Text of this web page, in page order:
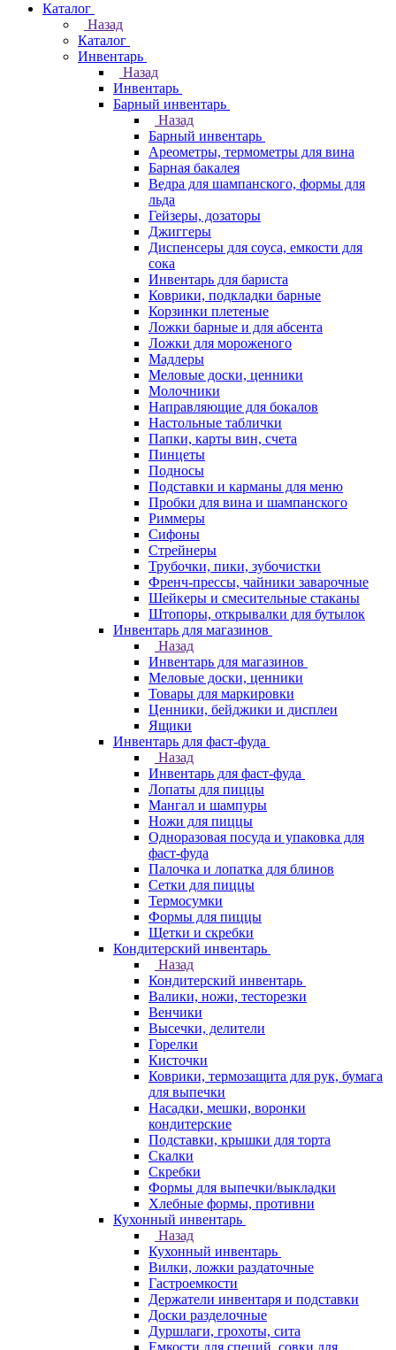
Каталог
Назад
Каталог
Инвентарь
Назад
Инвентарь
Барный инвентарь
Назад
Барный инвентарь
Ареометры, термометры для вина
Барная бакалея
Ведра для шампанского, формы для
льда
Гейзеры, дозаторы
Джиггеры
Диспенсеры для соуса, емкости для
сока
Инвентарь для бариста
Коврики, подкладки барные
Корзинки плетеные
Ложки барные и для абсента
Ложки для мороженого
Мадлеры
Меловые доски, ценники
Молочники
Направляющие для бокалов
Настольные таблички
Папки, карты вин, счета
Пинцеты
Подносы
Подставки и карманы для меню
Пробки для вина и шампанского
Риммеры
Сифоны
Стрейнеры
Трубочки, пики, зубочистки
Френч-прессы, чайники заварочные
Шейкеры и смесительные стаканы
Штопоры, открывалки для бутылок
Инвентарь для магазинов
Назад
Инвентарь для магазинов
Меловые доски, ценники
Товары для маркировки
Ценники, бейджики и дисплеи
Ящики
Инвентарь для фаст-фуда
Назад
Инвентарь для фаст-фуда
Лопаты для пиццы
Мангал и шампуры
Ножи для пиццы
Одноразовая посуда и упаковка для
фаст-фуда
Палочка и лопатка для блинов
Сетки для пиццы
Термосумки
Формы для пиццы
Щетки и скребки
Кондитерский инвентарь
Назад
Кондитерский инвентарь
Валики, ножи, тесторезки
Венчики
Высечки, делители
Горелки
Кисточки
Коврики, термозащита для рук, бумага
для выпечки
Насадки, мешки, воронки
кондитерские
Подставки, крышки для торта
Скалки
Скребки
Формы для выпечки/выкладки
Хлебные формы, противни
Кухонный инвентарь
Назад
Кухонный инвентарь
Вилки, ложки раздаточные
Гастроемкости
Держатели инвентаря и подставки
Доски разделочные
Дуршлаги, грохоты, сита
Емкости для специй, совки для